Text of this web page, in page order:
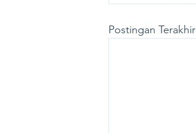
Postingan Terakhir